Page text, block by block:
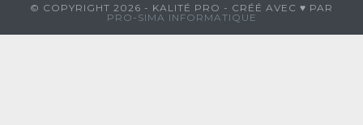
© COPYRIGHT 2026 - KALITÉ PRO - CRÉÉ AVEC ♥ PAR
PRO-SIMA INFORMATIQUE